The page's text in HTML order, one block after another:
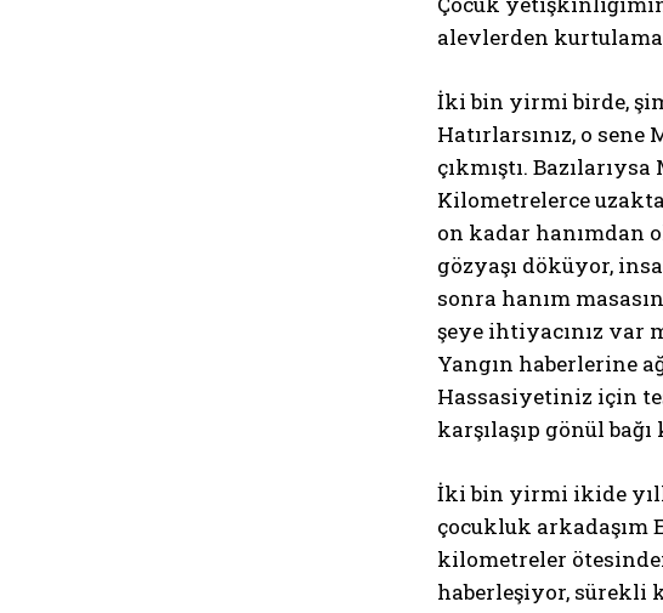
alevlerden
İki bin yirmi birde,
Hatırlarsınız, o
çıkmıştı.
Kilometrelerce
on kadar hanımdan
gözyaşı döküyor,
sonra hanım
şeye ihtiyacınız var
Yangın haberlerine
Hassasiyetiniz için
karşılaşıp gönül
İki bin yirmi ikide
çocukluk arkadaşım
kilometreler
haberleşiyor, sürekli